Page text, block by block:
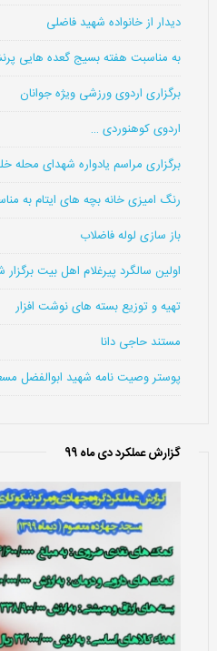
دیدار از خانواده شهید فاضلی
به مناسبت هفته بسیج گعده هایی
برگزاری اردوی ورزشی ویژه جوانان
اردوی کوهنوردی …
برگزاری مراسم یادواره شهدای محله
رنگ امیزی خانه بچه های ایتام به
باز سازی لوله فاضلاب
اولین سالگرد پیرغلام اهل بیت برگزار
تهیه و توزیع بسته های نوشت افزار
مستند حاجی دانا
پوستر وصیت نامه شهید ابوالفضل
گزارش عملکرد دی ماه 99